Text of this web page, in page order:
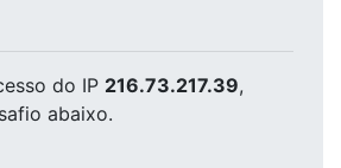
do IP 216.73.217.39,
abaixo.